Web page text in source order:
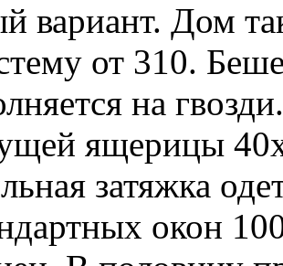
вариант. Дом
от 310.
на
ящерицы
затяжка
окон